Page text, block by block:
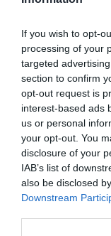
If you wish to opt-
processing of your
targeted
section to confirm
opt-out request is
interest-based ads
us or personal
your opt-out. You
disclosure of your
IAB’s list of
also be disclosed
Downstream
Force est de
les choses dans le
années
A330-200 a
Peut être